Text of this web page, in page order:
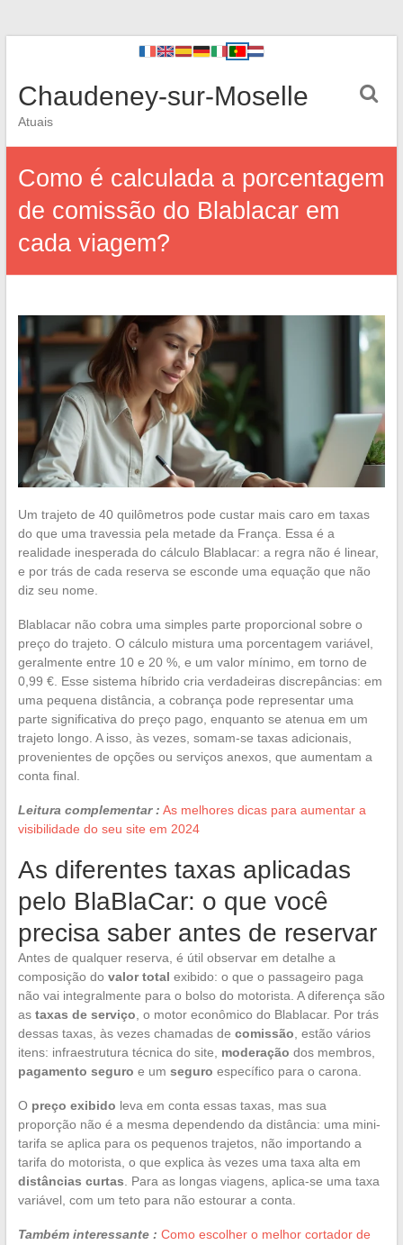
Chaudeney-sur-Moselle
Atuais
Como é calculada a porcentagem
de comissão do Blablacar em
cada viagem?
Um trajeto de 40 quilômetros pode custar mais caro em taxas
do que uma travessia pela metade da França. Essa é a
realidade inesperada do cálculo Blablacar: a regra não é linear,
e por trás de cada reserva se esconde uma equação que não
diz seu nome.
Blablacar não cobra uma simples parte proporcional sobre o
preço do trajeto. O cálculo mistura uma porcentagem variável,
geralmente entre 10 e 20 %, e um valor mínimo, em torno de
0,99 €. Esse sistema híbrido cria verdadeiras discrepâncias: em
uma pequena distância, a cobrança pode representar uma
parte significativa do preço pago, enquanto se atenua em um
trajeto longo. A isso, às vezes, somam-se taxas adicionais,
provenientes de opções ou serviços anexos, que aumentam a
conta final.
Leitura complementar : As melhores dicas para aumentar a
visibilidade do seu site em 2024
As diferentes taxas aplicadas
pelo BlaBlaCar: o que você
precisa saber antes de reservar
Antes de qualquer reserva, é útil observar em detalhe a
composição do valor total exibido: o que o passageiro paga
não vai integralmente para o bolso do motorista. A diferença são
as taxas de serviço , o motor econômico do Blablacar. Por trás
dessas taxas, às vezes chamadas de comissão , estão vários
itens: infraestrutura técnica do site, moderação dos membros,
pagamento seguro e um seguro específico para o carona.
O preço exibido leva em conta essas taxas, mas sua
proporção não é a mesma dependendo da distância: uma mini-
tarifa se aplica para os pequenos trajetos, não importando a
tarifa do motorista, o que explica às vezes uma taxa alta em
distâncias curtas . Para as longas viagens, aplica-se uma taxa
variável, com um teto para não estourar a conta.
Também interessante : Como escolher o melhor cortador de